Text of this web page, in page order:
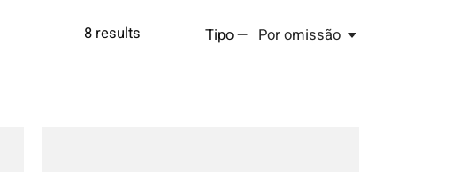
8results Tipo — Por omissão